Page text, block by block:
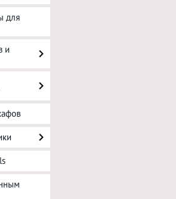
для
и